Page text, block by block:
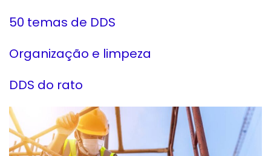
50 temas de DDS
Organização e limpeza
DDS do rato